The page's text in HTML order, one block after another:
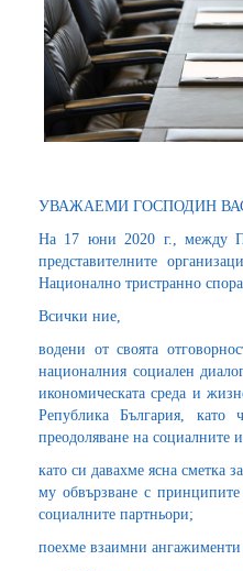
УВАЖАЕМИ ГОСПОДИН
На 17 юни 2020 г., между
представителните
Национално тристранно
Всички ние,
водени от своята
националния социален
икономическата среда и
Република България, като
преодоляване на социалните
като си давахме ясна сметка
му обвързване с
социалните партньори;
поехме взаимни